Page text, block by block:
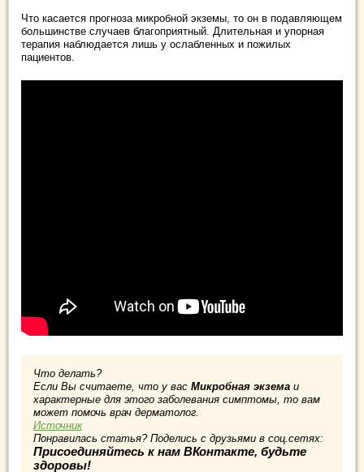
Что касается прогноза микробной экземы, то он в подавляющем
большинстве случаев благоприятный. Длительная и упорная
терапия наблюдается лишь у ослабленных и пожилых
пациентов.
Что делать?
Если Вы считаете, что у вас Микробная экзема и
характерные для этого заболевания симптомы, то вам
может помочь врач дерматолог.
Источник
Понравилась статья? Поделись с друзьями в соц.сетях:
Присоединяйтесь к нам ВКонтакте, будьте
здоровы!